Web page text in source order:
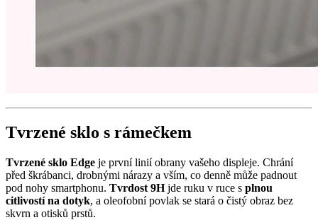
Tvrzené sklo s rámečkem
Tvrzené sklo Edge je první linií obrany vašeho displeje. Chrání
před škrábanci, drobnými nárazy a vším, co denně může padnout
pod nohy smartphonu. Tvrdost 9Hjde ruku v ruce s plnou
citlivostí na dotyk, a oleofobní povlak se stará o čistý obraz bez
skvrn a otisků prstů.